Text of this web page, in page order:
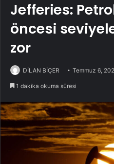
Jefferies:
öncesi
zor
DİLAN BİÇER Temmuz 6,
1 dakika okuma süresi